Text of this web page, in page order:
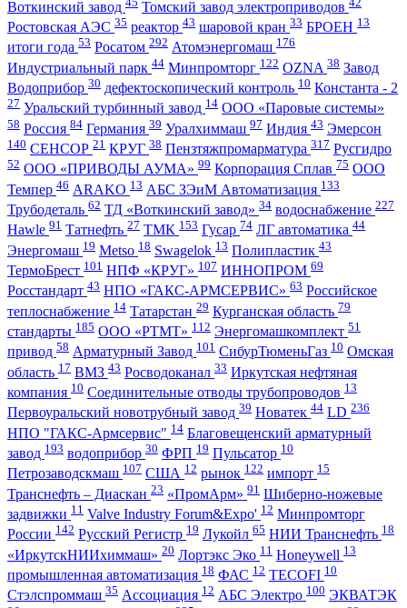
Воткинский завод
Томский завод электроприводов
Ростовская АЭС 35 реактор 43 шаровой кран 33 БРОЕН 13
итоги года 53 Росатом 292 Атомэнергомаш 176
Индустриальный парк 44 Минпромторг 122 OZNA 38 Завод
Водоприбор 30 дефектоскопический контроль 10 Константа - 2
27 Уральский турбинный завод 14 ООО «Паровые системы»
58 Россия 84 Германия 39 Уралхиммаш 97 Индия 43 Эмерсон
140 СЕНСОР 21 КРУГ 38 Пензтяжпромарматура 317 Русгидро
52 ООО «ПРИВОДЫ АУМА» 99 Корпорация Сплав 75 ООО
Темпер 46 ARAKO 13 АБС ЗЭиМ Автоматизация 133
Трубодеталь 62 ТД «Воткинский завод» 34 водоснабжение 227
Hawle 91 Татнефть 27 ТМК 153 Гусар 74 ЛГ автоматика 44
Энергомаш 19 Metso 18 Swagelok 13 Полипластик 43
ТермоБрест 101 НПФ «КРУГ» 107 ИННОПРОМ 69
Росстандарт 43 НПО «ГАКС-АРМСЕРВИС» 63 Российское
теплоснабжение 14 Татарстан 29 Курганская область 79
стандарты 185 ООО «РТМТ» 112 Энергомашкомплект 51
привод 58 Арматурный Завод 101 СибурТюменьГаз 10 Омская
область 17 ВМЗ 43 Росводоканал 33 Иркутская нефтяная
компания 10 Соединительные отводы трубопроводов 13
Первоуральский новотрубный завод 39 Новатек 44 LD 236
НПО "ГАКС-Армсервис" 14 Благовещенский арматурный
завод 193 водоприбор 30 ФРП 19 Пульсатор 10
Петрозаводскмаш 107 США 12 рынок 122 импорт 15
Транснефть – Диаскан 23 «ПромАрм» 91 Шиберно-ножевые
задвижки 11 Valve Industry Forum&Expo' 12 Минпромторг
России 142 Русский Регистр 19 Лукойл 65 НИИ Транснефть 18
«ИркутскНИИхиммаш» 20 Лортэкс Эко 11 Honeywell 13
промышленная автоматизация 18 ФАС 12 TECOFI 10
Стэлспроммаш 35 Ассоциация 12 АБС Электро 100 ЭКВАТЭК